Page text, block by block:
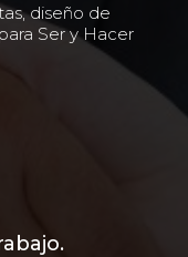
diseño de
Ser y Hacer